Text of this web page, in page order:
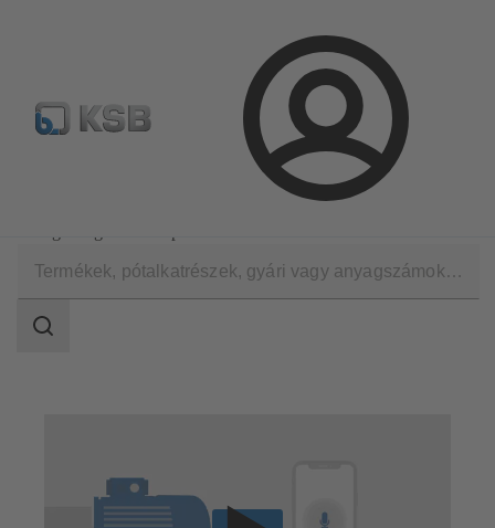
Bejelentkezés
Hírlevél Termékkonfiguráció Termékek keresése
Tanácsadás és elemzés
tartomány
Keresési